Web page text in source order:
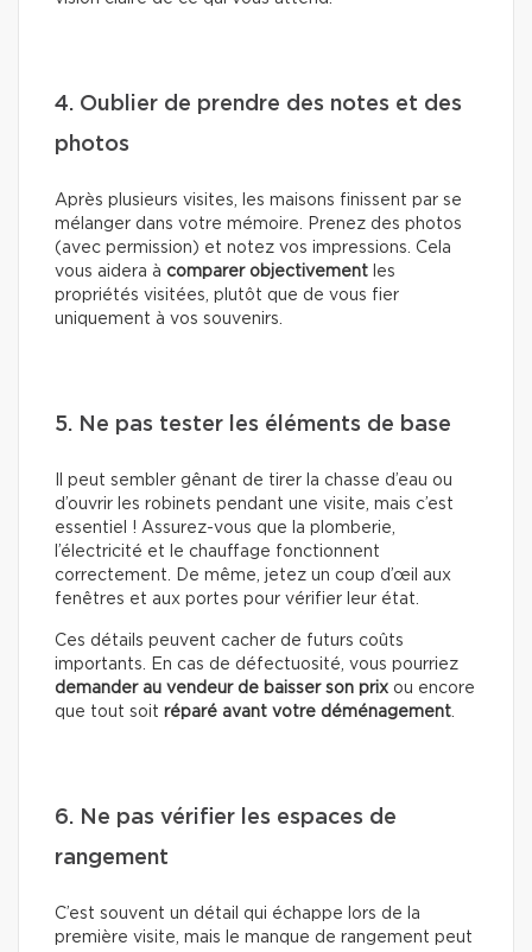
4. Oublier de prendre des notes et des
photos
Après plusieurs visites, les maisons finissent par se
mélanger dans votre mémoire. Prenez des photos
(avec permission) et notez vos impressions. Cela
vous aidera à comparer objectivement les
propriétés visitées, plutôt que de vous fier
uniquement à vos souvenirs.
5. Ne pas tester les éléments de base
Il peut sembler gênant de tirer la chasse d’eau ou
d’ouvrir les robinets pendant une visite, mais c’est
essentiel ! Assurez-vous que la plomberie,
l’électricité et le chauffage fonctionnent
correctement. De même, jetez un coup d’œil aux
fenêtres et aux portes pour vérifier leur état.
Ces détails peuvent cacher de futurs coûts
importants. En cas de défectuosité, vous pourriez
demander au vendeur de baisser son prix ou encore
que tout soit réparé avant votre déménagement.
6. Ne pas vérifier les espaces de
rangement
C’est souvent un détail qui échappe lors de la
première visite, mais le manque de rangement peut